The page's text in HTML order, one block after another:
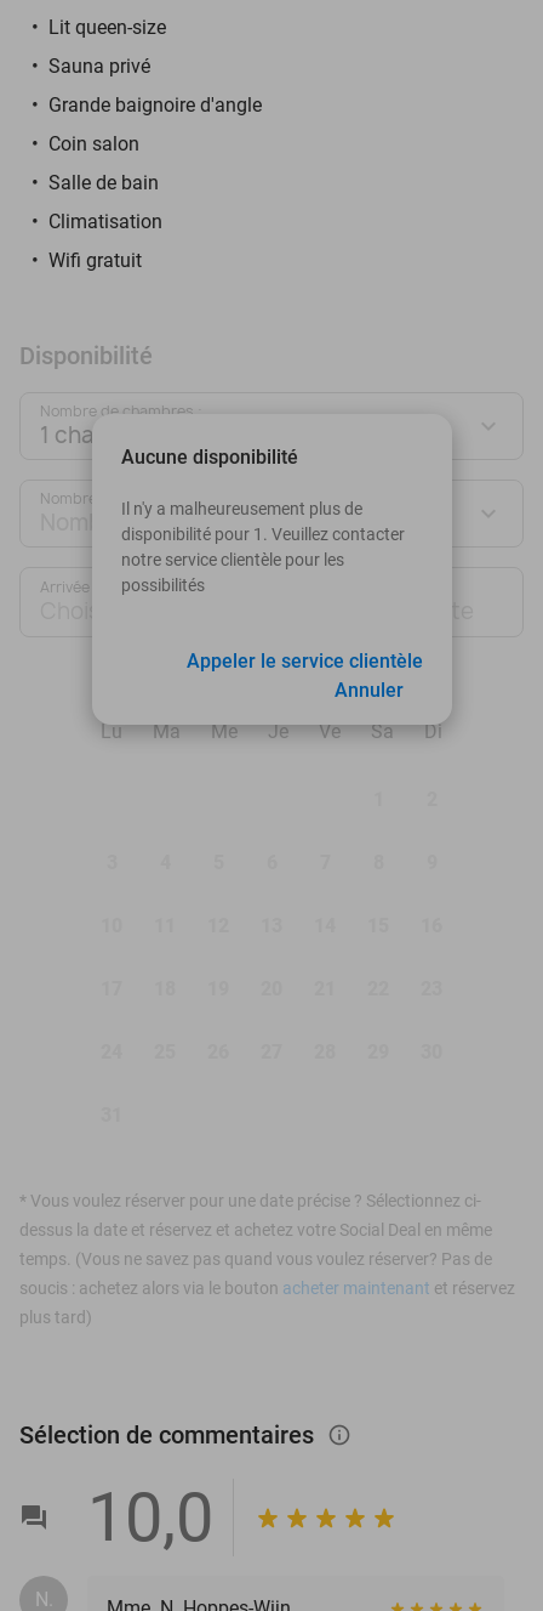
Lit queen-size
Sauna privé
Grande baignoire d'angle
Coin salon
Salle de bain
Climatisation
Wifi gratuit
Disponibilité
Nombre de chambres :
1 chambre
Nombre de personnes :
Nombre de personnes
Arrivée
Lu
Ma Me Je Ve Sa Di
*Vous voulez réserver pour une date précise ? Sélectionnez ci-
dessus la date et réservez et achetez votre Social Deal en même
temps. (Vous ne savez pas quand vous voulez réserver? Pas de
soucis : achetez alors via le bouton acheter maintenant et réservez
plus tard)
Aucune disponibilité
Il n'y a malheureusement plus de
disponibilité pour 1. Veuillez contacter
notre service clientèle pour les
possibilités
Appeler le service clientèle
Annuler
Sélection de commentaires info_outlined
10,0
N.